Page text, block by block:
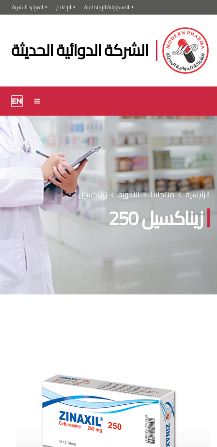
المسؤولية الإجتماعية الإعلام الموارد البشرية
الشركة الدوائية الحديثة
زيناكسيل 250
الرئيسية منتجاتنا الأدوية زيناكسيل